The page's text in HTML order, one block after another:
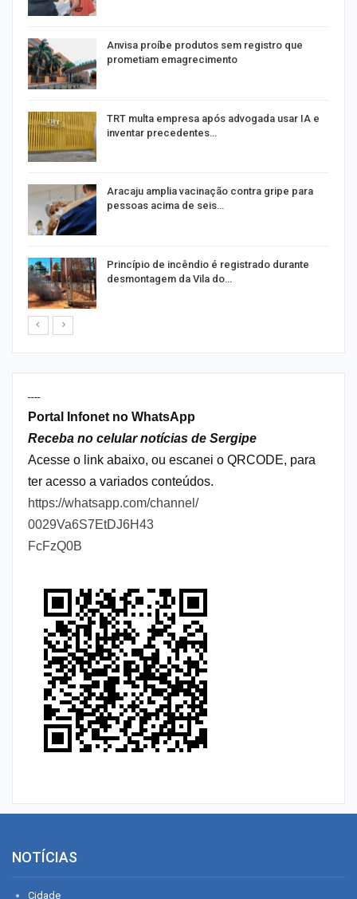
Anvisa proíbe produtos sem registro que
prometiam emagrecimento
TRT multa empresa após advogada usar IA e
inventar precedentes…
Aracaju amplia vacinação contra gripe para
pessoas acima de seis…
Princípio de incêndio é registrado durante
desmontagem da Vila do…
----
Portal Infonet no WhatsApp
Receba no celular notícias de Sergipe
Acesse o link abaixo, ou escanei o QRCODE, para
ter acesso a variados conteúdos.
https://whatsapp.com/channel/
0029Va6S7EtDJ6H43
FcFzQ0B
NOTÍCIAS
Cidade